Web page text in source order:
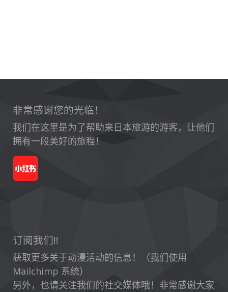
非常感谢您的光临！
我们在这里是为了帮助来日本旅游的游客，让他们
拥有一段美好的旅程！
订阅我们!!
获取更多关于动漫活动的信息！（我们使用
Mailchimp 系统）
另外，也请关注我们的社交媒体哦！非常感谢大家